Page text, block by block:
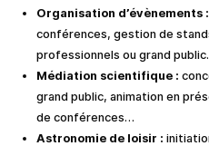
Organisation d’évènements :
conférences, gestion de
professionnels ou grand
Médiation scientifique :
grand public, animation en
de conférences…
Astronomie de loisir :